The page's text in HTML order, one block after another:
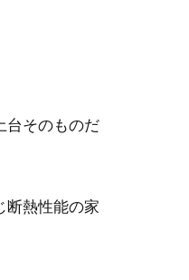
台そのものだ
断熱性能の家